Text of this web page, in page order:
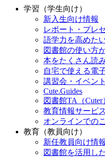
学習（学生向け）
新入生向け情報
レポート・プレ
語学力を高めた
図書館の使い方
本をたくさん読
自宅で使える電
講習会・イベント
Cute.Guides
図書館TA（Cuter
教育情報サービス
オンラインでの
教育（教員向け）
新任教員向け情報
図書館を活用し